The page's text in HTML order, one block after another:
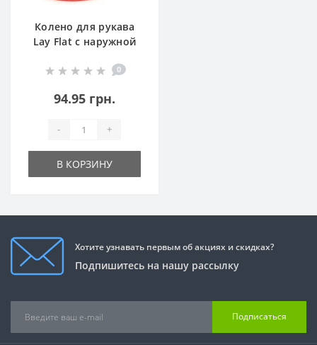
Колено для рукава
Lay Flat с наружной
0
94.95 грн.
- +
В КОРЗИНУ
Хотите узнавать первым об акциях и скидках?
Подпишитесь на нашу рассылку
Подписаться